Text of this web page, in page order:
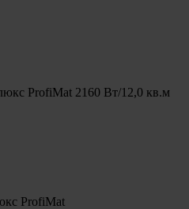
ProfiMat 2160 Вт/12,0 кв.м
ProfiMat